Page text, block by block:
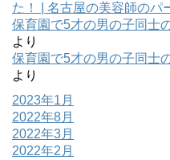
た！ | 名古屋の美容師のパ
保育園で5才の男の子同士
より
保育園で5才の男の子同士
より
2023年1月
2022年8月
2022年3月
2022年2月